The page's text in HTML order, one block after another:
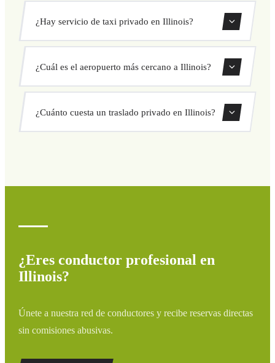
Ofrecemos traslados privados desde todos los aeropuertos
que dan servicio a Illinois. Usa nuestro formulario de
reserva para encontrar las rutas disponibles.
¿Hay servicio de taxi privado en Illinois?
Sí, ofrecemos servicio de taxi privado en toda la zona de
Illinois con precios fijos y conductores profesionales.
¿Cuál es el aeropuerto más cercano a Illinois?
Consulta la sección de aeropuertos más arriba para ver los
aeropuertos más cercanos con servicio a Illinois.
¿Cuánto cuesta un traslado privado en Illinois?
¿Eres conductor profesional en
Illinois?
Únete a nuestra red de conductores y recibe reservas directas
sin comisiones abusivas.